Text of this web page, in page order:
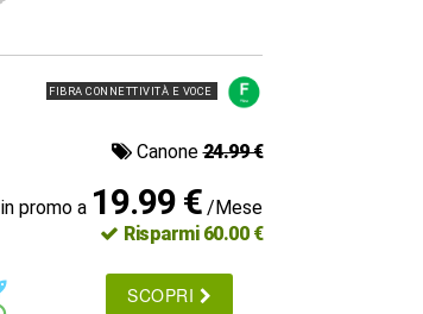
FIBRA CONNETTIVITÀ E VOCE
Canone24.99 €
in promo a 19.99 € /Mese
Risparmi 60.00 €
SCOPRI